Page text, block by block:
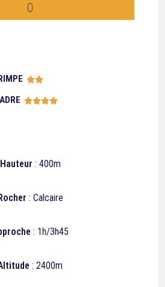
0


Hauteur : 400m
: Calcaire
: 1h/3h45
: 2400m